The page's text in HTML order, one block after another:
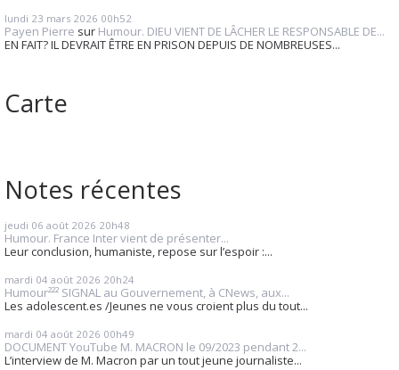
lundi 23 mars 2026 00h52
Payen Pierre sur Humour. DIEU VIENT DE LÂCHER LE RESPONSABLE DE...
EN FAIT? IL DEVRAIT ÊTRE EN PRISON DEPUIS DE NOMBREUSES...
Carte
Notes récentes
jeudi 06 août 2026 20h48
Humour. France Inter vient de présenter...
Leur conclusion, humaniste, repose sur l’espoir :...
mardi 04 août 2026 20h24
Humour²²² SIGNAL au Gouvernement, à CNews, aux...
Les adolescent.es /Jeunes ne vous croient plus du tout...
mardi 04 août 2026 00h49
DOCUMENT YouTube M. MACRON le 09/2023 pendant 2...
L’interview de M. Macron par un tout jeune journaliste...